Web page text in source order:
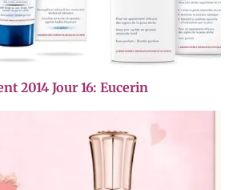
2014 Jour 16: Eucerin